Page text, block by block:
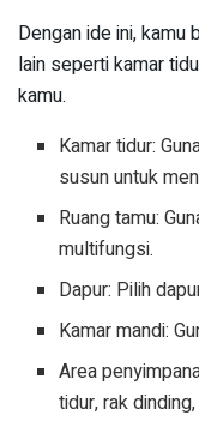
Dengan ide ini, kamu
lain seperti kamar
kamu.
Kamar tidur:
susun untuk
Ruang tamu:
multifungsi.
Dapur: Pilih
Kamar mandi:
Area
tidur, rak